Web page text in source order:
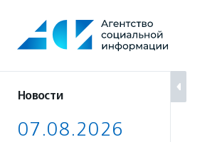
содержанию
Новости
07.08.2026